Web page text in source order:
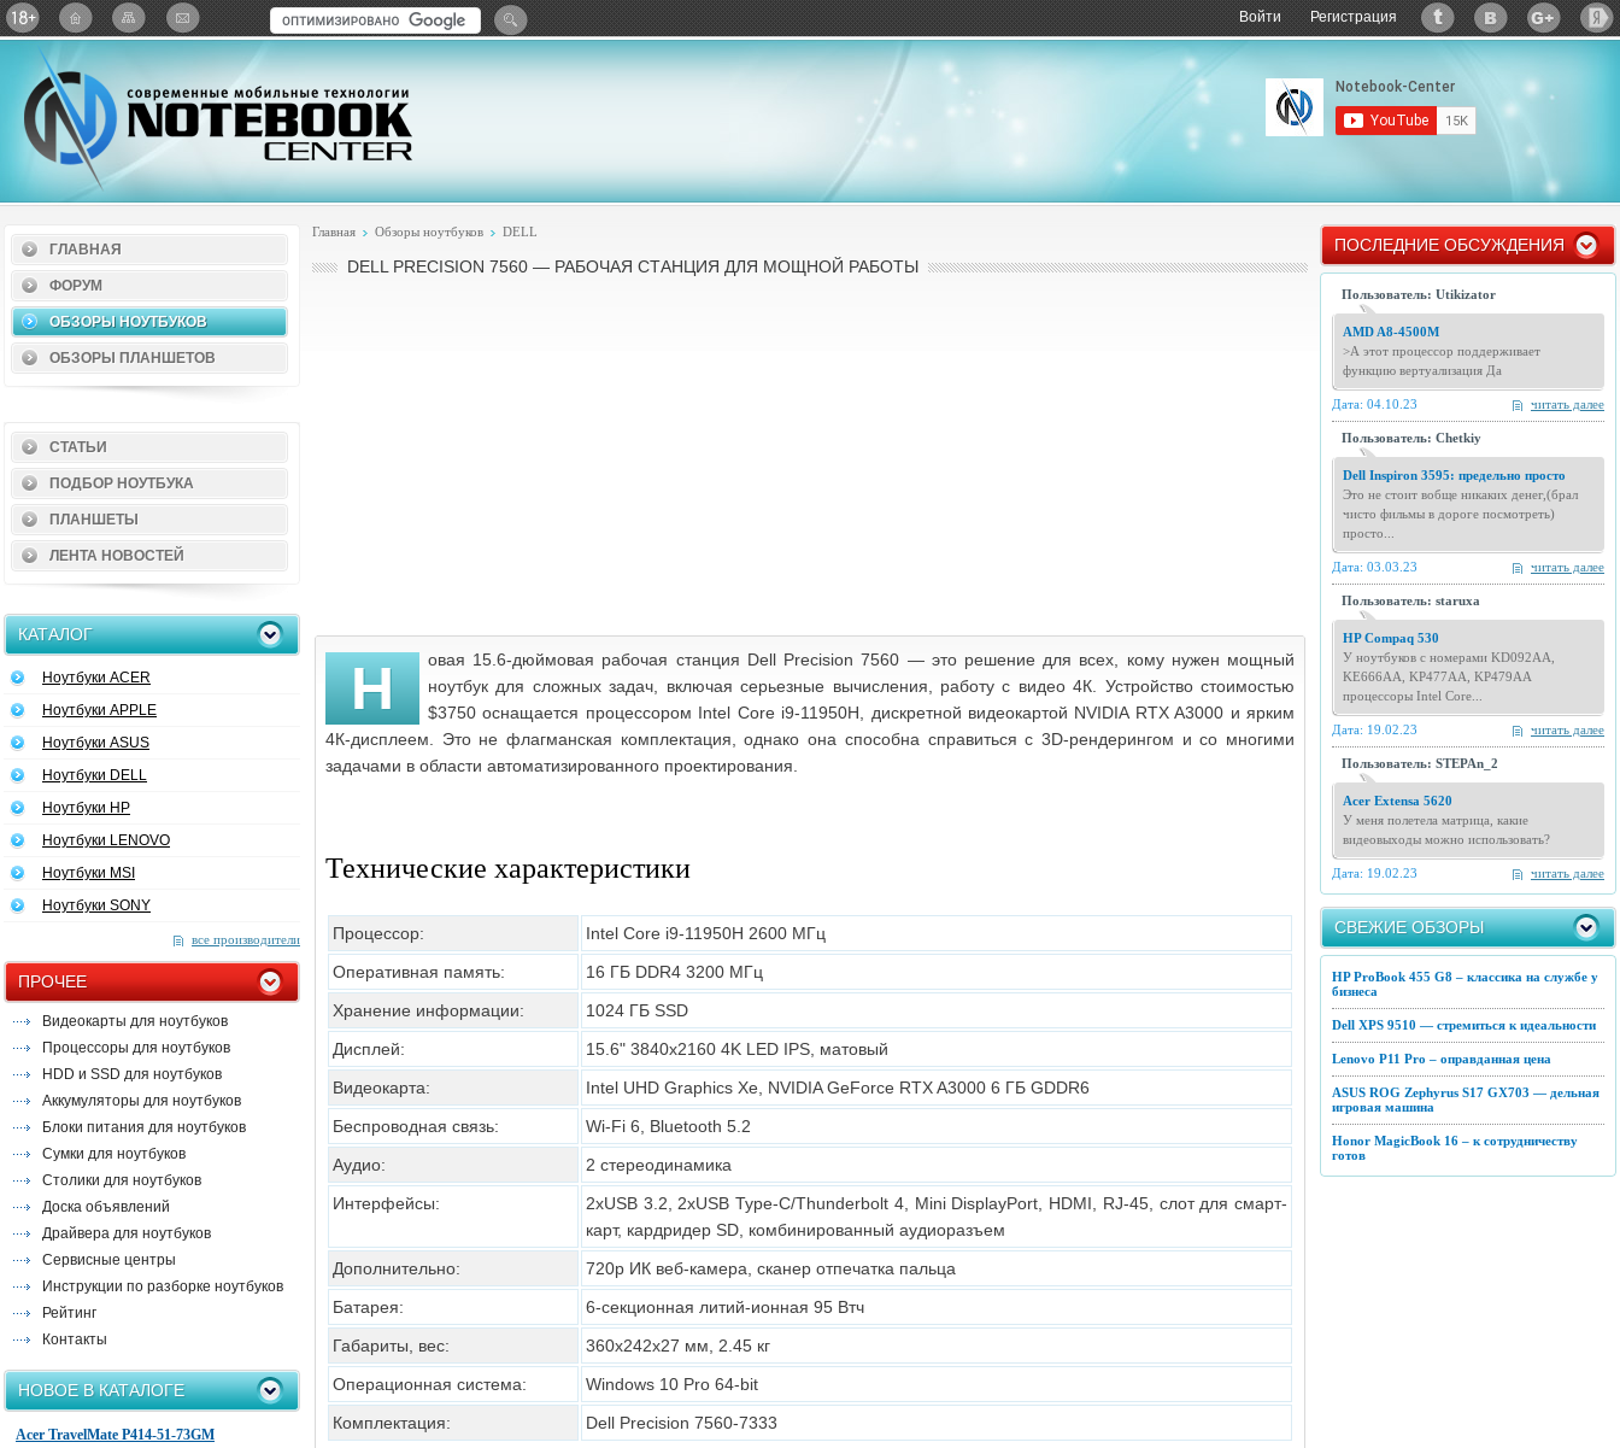
Войти Регистрация
ВКонтактеGoogle+Яндекс: Каталог виджетов
ГЛАВНАЯ
ФОРУМ
ОБЗОРЫ НОУТБУКОВ
ОБЗОРЫ ПЛАНШЕТОВ
СТАТЬИ
ПОДБОР НОУТБУКА
ПЛАНШЕТЫ
ЛЕНТА НОВОСТЕЙ
КАТАЛОГ
Ноутбуки ACER
Ноутбуки APPLE
Ноутбуки ASUS
Ноутбуки DELL
Ноутбуки HP
Ноутбуки LENOVO
Ноутбуки MSI
Ноутбуки SONY
все производители
ПРОЧЕЕ
Видеокарты для ноутбуков
Процессоры для ноутбуков
HDD и SSD для ноутбуков
Аккумуляторы для ноутбуков
Блоки питания для ноутбуков
Сумки для ноутбуков
Столики для ноутбуков
Доска объявлений
Драйвера для ноутбуков
Сервисные центры
Инструкции по разборке ноутбуков
Рейтинг
Контакты
НОВОЕ В КАТАЛОГЕ
Acer TravelMate P414-51-73GM
Главная Обзоры ноутбуков DELL
DELL PRECISION 7560 — РАБОЧАЯ СТАНЦИЯ ДЛЯ МОЩНОЙ РАБОТЫ
Н
овая 15.6-дюймовая рабочая станция Dell Precision 7560 — это решение для всех, кому нужен мощный
ноутбук для сложных задач, включая серьезные вычисления, работу с видео 4К. Устройство стоимостью
$3750 оснащается процессором Intel Core i9-11950H, дискретной видеокартой NVIDIA RTX A3000 и ярким
4К-дисплеем. Это не флагманская комплектация, однако она способна справиться с 3D-рендерингом и со многими
задачами в области автоматизированного проектирования.
Технические характеристики
Процессор:
Intel Core i9-11950H 2600 МГц
Оперативная память:
16 ГБ DDR4 3200 МГц
Хранение информации:
1024 ГБ SSD
Дисплей:
15.6" 3840х2160 4K LED IPS, матовый
Видеокарта:
Intel UHD Graphics Xe, NVIDIA GeForce RTX A3000 6 ГБ GDDR6
Беспроводная связь:
Wi-Fi 6, Bluetooth 5.2
Аудио:
2 стереодинамика
Интерфейсы:
2хUSB 3.2, 2хUSB Type-C/Thunderbolt 4, Mini DisplayPort, HDMI, RJ-45, слот для смарт-
карт, кардридер SD, комбинированный аудиоразъем
Дополнительно:
720p ИК веб-камера, сканер отпечатка пальца
Батарея:
6-секционная литий-ионная 95 Втч
Габариты, вес:
360х242х27 мм, 2.45 кг
Операционная система:
Windows 10 Pro 64-bit
Комплектация:
Dell Precision 7560-7333
ПОСЛЕДНИЕ ОБСУЖДЕНИЯ
Пользователь: Utikizator
AMD A8-4500M
>А этот процессор поддерживает
функцию вертуализация Да
читать далее
Дата: 04.10.23
Пользователь: Chetkiy
Dell Inspiron 3595: предельно просто
Это не стоит вобще никаких денег,(брал
чисто фильмы в дороге посмотреть)
просто...
читать далее
Дата: 03.03.23
Пользователь: staruxa
HP Compaq 530
У ноутбуков с номерами KD092AA,
KE666AA, KP477AA, KP479AA
процессоры Intel Core...
читать далее
Дата: 19.02.23
Пользователь: STEPAn_2
Acer Extensa 5620
У меня полетела матрица, какие
видеовыходы можно использовать?
читать далее
Дата: 19.02.23
СВЕЖИЕ ОБЗОРЫ
HP ProBook 455 G8 – классика на службе у
бизнеса
Dell XPS 9510 — стремиться к идеальности
Lenovo P11 Pro – оправданная цена
ASUS ROG Zephyrus S17 GX703 — дельная
игровая машина
Honor MagicBook 16 – к сотрудничеству
готов